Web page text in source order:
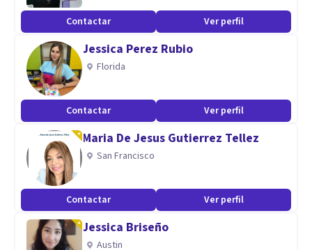
bienestar psicológico y una vida con mayor sentido
Contactar Ver perfil
Jessica Perez Rubio
Florida
Contactar Ver perfil
Maria De Jesus Gutierrez Tellez
San Francisco
Contactar Ver perfil
Jessica Briseño
Austin